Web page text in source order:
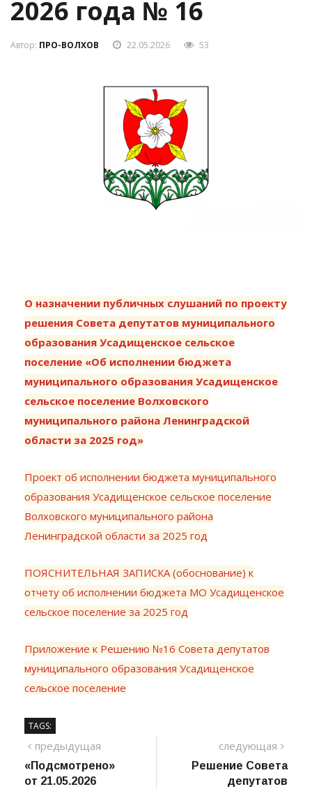
2026 года № 16
Автор: ПРО-ВОЛХОВ 22.05.2026 53
О назначении публичных слушаний по проекту
решения Совета депутатов муниципального
образования Усадищенское сельское
поселение «Об исполнении бюджета
муниципального образования Усадищенское
сельское поселение Волховского
муниципального района Ленинградской
области за 2025 год»
Проект об исполнении бюджета муниципального
образования Усадищенское сельское поселение
Волховского муниципального района
Ленинградской области за 2025 год
ПОЯСНИТЕЛЬНАЯ ЗАПИСКА (обоснование) к
отчету об исполнении бюджета МО Усадищенское
сельское поселение за 2025 год
Приложение к Решению №16 Совета депутатов
муниципального образования Усадищенское
сельское поселение
TAGS:
Навигация
по
предыдущая
«Подсмотрено»
от 21.05.2026
следующая
пост
Решение Совета
депутатов